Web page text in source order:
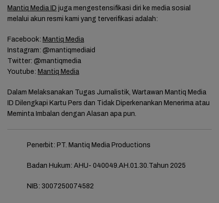
Mantiq Media ID juga mengestensifikasi diri ke media sosial
melalui akun resmi kami yang terverifikasi adalah:
Facebook: Mantiq Media
Instagram: @mantiqmediaid
Twitter: @mantiqmedia
Youtube: Mantiq Media
Dalam Melaksanakan Tugas Jurnalistik, Wartawan Mantiq Media
ID Dilengkapi Kartu Pers dan Tidak Di­perkenankan Menerima atau
Me­minta Imbalan de­ngan Alasan apa pun.
Penerbit: PT. Mantiq Media Productions
Badan Hukum: AHU- 040049.AH.01.30.Tahun 2025
NIB: 3007250074582